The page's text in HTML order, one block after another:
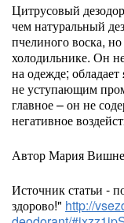
Цитрусовый
чем натуральный
пчелиного воска,
холодильнике. Он
на одежде;
не уступающим
главное – он не
негативное
Автор Мария
Источник статьи -
здорово!" http://